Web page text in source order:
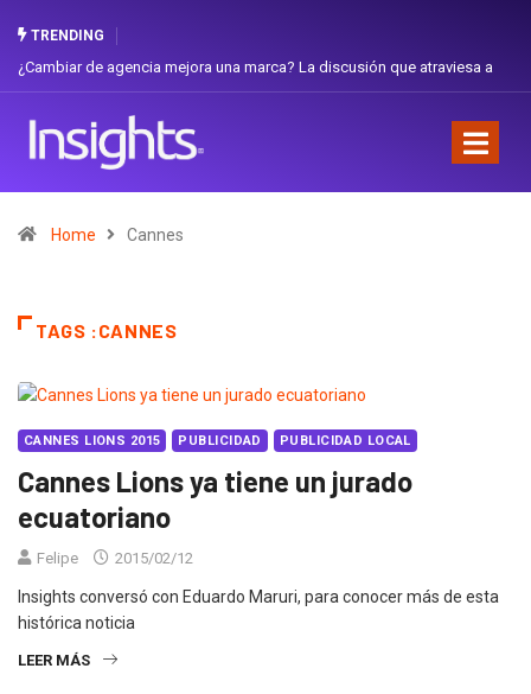
TRENDING
¿Cambiar de agencia mejora una marca? La discusión que atraviesa a
Home Cannes
TAGS :CANNES
CANNES LIONS 2015 PUBLICIDAD PUBLICIDAD LOCAL
Cannes Lions ya tiene un jurado
ecuatoriano
Felipe 2015/02/12
Insights conversó con Eduardo Maruri, para conocer más de esta
histórica noticia
LEER MÁS